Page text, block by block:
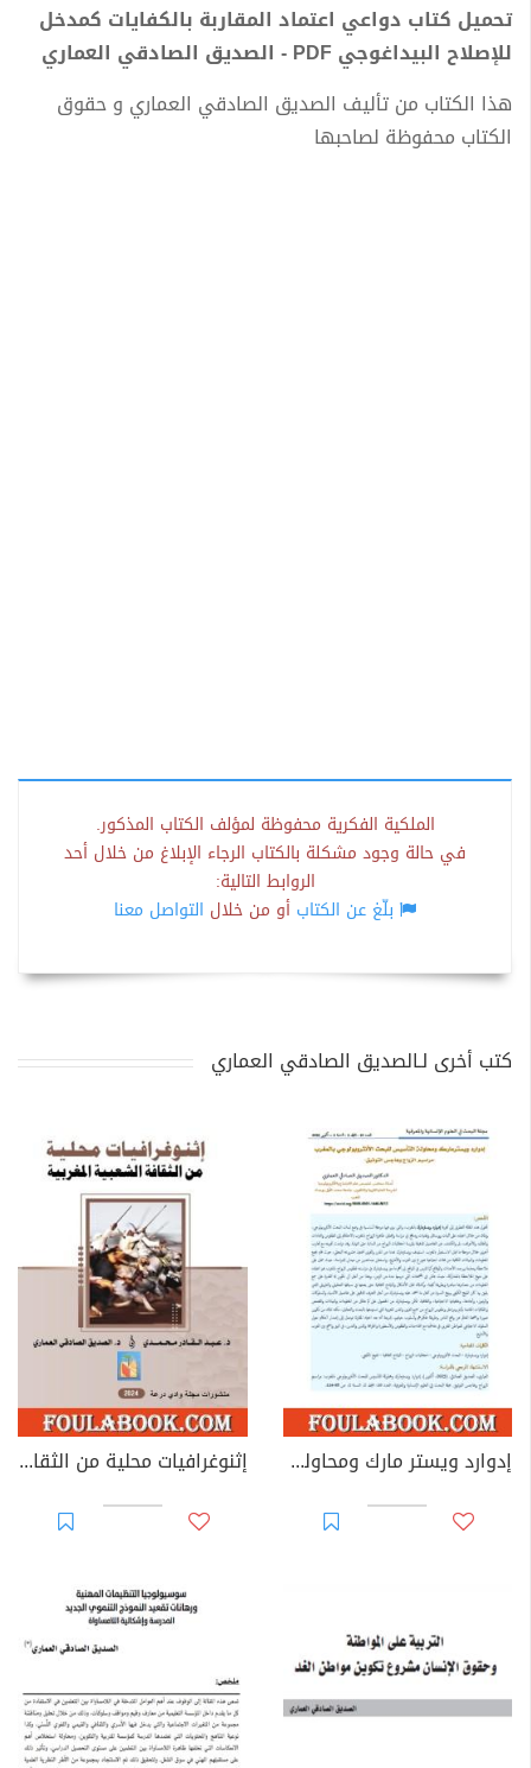
تحميل كتاب دواعي اعتماد المقاربة بالكفايات كمدخل
للإصلاح البيداغوجي PDF - الصديق الصادقي العماري
هذا الكتاب من تأليف الصديق الصادقي العماري و حقوق
الكتاب محفوظة لصاحبها
الملكية الفكرية محفوظة لمؤلف الكتاب المذكور.
في حالة وجود مشكلة بالكتاب الرجاء الإبلاغ من خلال أحد
الروابط التالية:
بلّغ عن الكتاب أو من خلال التواصل معنا
كتب أخرى لـالصديق الصادقي العماري
إدوارد ويستر مارك ومحاولة التأسيس للبحث الأنثروبولوجي بالمغرب - مراسيم الزواج وهاجس التوثيق إثنوغرافيات محلية من الثقافة الشعبية المغربية